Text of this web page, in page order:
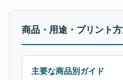
商品・用途・プリント
主要な商品別ガイド